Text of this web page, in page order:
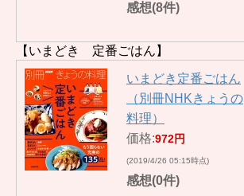
感想(8件)
【いまどき 定番ごはん】
いまどき定番ごはん
（別冊NHKきょうの
料理）
価格:972円
(2019/4/26 05:15時点)
感想(0件)